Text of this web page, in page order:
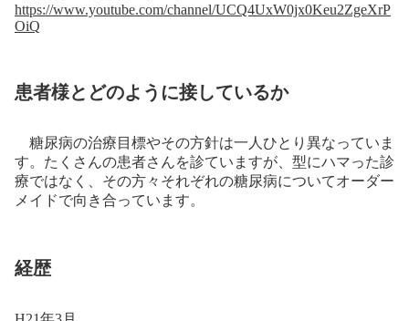
https://www.youtube.com/channel/UCQ4UxW0jx0Keu2ZgeXrP
OiQ
患者様とどのように接しているか
糖尿病の治療目標やその方針は一人ひとり異なっていま
す。たくさんの患者さんを診ていますが、型にハマった診
療ではなく、その方々それぞれの糖尿病についてオーダー
メイドで向き合っています。
経歴